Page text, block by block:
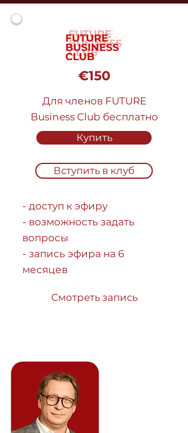
€150
Для членов FUTURE
Business Club бесплатно
Купить
Вступить в клуб
- доступ к эфиру
- возможность задать
вопросы
- запись эфира на 6
месяцев
Смотреть запись